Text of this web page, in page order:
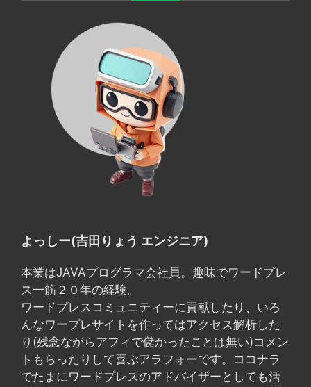
よっしー(吉田りょう エンジニア)
本業はJAVAプログラマ会社員。趣味でワードプレ
ス一筋２０年の経験。
ワードプレスコミュニティーに貢献したり、いろ
んなワープレサイトを作ってはアクセス解析した
り(残念ながらアフィで儲かったことは無い)コメン
トもらったりして喜ぶアラフォーです。ココナラ
でたまにワードプレスのアドバイザーとしても活